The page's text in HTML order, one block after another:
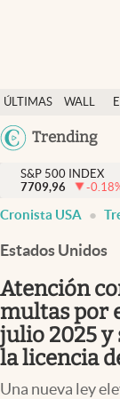
ÚLTIMAS
NOTICIAS
WALL
DÓLAR
Trending
Finanzas y economía
Wall Street y dólar
Inmigración
Espiritual
Streaming
S&P 500 INDEX
7709,96
-0.18
Cronista USA
Estados Unidos
Atención
multas por
julio 2025 y
la licencia
Una nueva ley